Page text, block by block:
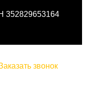
352829653164
звонок